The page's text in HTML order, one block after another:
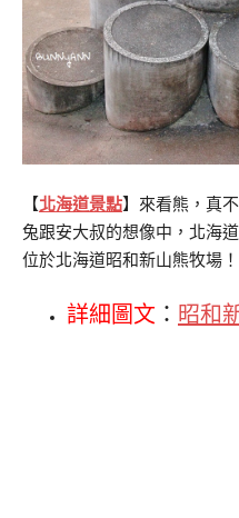
【北海道景點】來看熊，真
兔跟安大叔的想像中，北海
位於北海道昭和新山熊牧場！
詳細圖文 ： 昭和